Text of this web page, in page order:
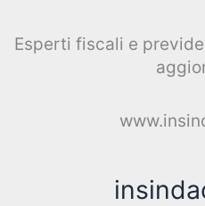
Esperti fiscali e